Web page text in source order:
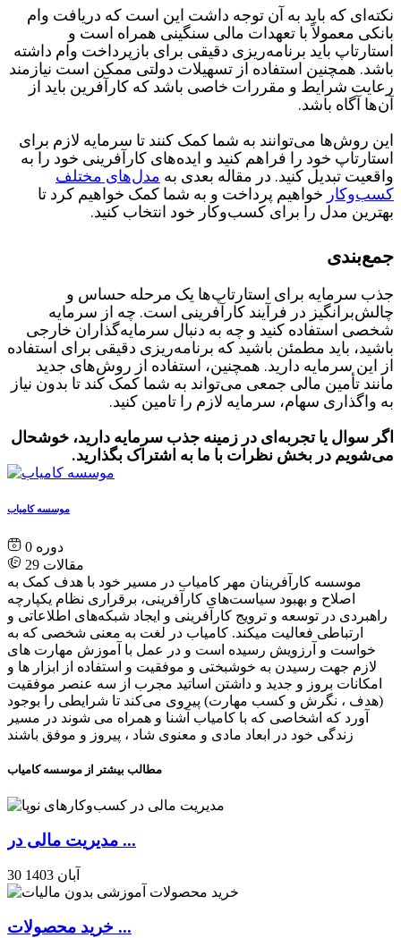
نکته‌ای که باید به آن توجه داشت این است که دریافت وام
بانکی معمولاً با تعهدات مالی سنگینی همراه است و
استارتاپ باید برنامه‌ریزی دقیقی برای بازپرداخت وام داشته
باشد. همچنین استفاده از تسهیلات دولتی ممکن است نیازمند
رعایت شرایط و مقررات خاصی باشد که کارآفرین باید از
آن‌ها آگاه باشد.
این روش‌ها می‌توانند به شما کمک کنند تا سرمایه لازم برای
استارتاپ خود را فراهم کنید و ایده‌های کارآفرینی خود را به
واقعیت تبدیل کنید. در مقاله بعدی به مدل‌های مختلف
کسب‌وکار خواهیم پرداخت و به شما کمک خواهیم کرد تا
بهترین مدل را برای کسب‌وکار خود انتخاب کنید.
جمع‌بندی
جذب سرمایه برای استارتاپ‌ها یک مرحله حساس و
چالش‌برانگیز در فرآیند کارآفرینی است. چه از سرمایه
شخصی استفاده کنید و چه به دنبال سرمایه‌گذاران خارجی
باشید، باید مطمئن باشید که برنامه‌ریزی دقیقی برای استفاده
از این سرمایه دارید. همچنین، استفاده از روش‌های جدید
مانند تأمین مالی جمعی می‌تواند به شما کمک کند تا بدون نیاز
به واگذاری سهام، سرمایه لازم را تامین کنید.
اگر سوال یا تجربه‌ای در زمینه جذب سرمایه دارید، خوشحال
می‌شویم در بخش نظرات با ما به اشتراک بگذارید.
موسسه کامیاب
0
29 مقالات
موسسه کارآفرینان مهر کامیاب در مسیر خود با هدف کمک به
اصلاح و بهبود سیاست‌های کارآفرینی، برقراری نظام یکپارچه
راهبردی در توسعه و ترویج کارآفرینی و ایجاد شبکه‌های اطلاعاتی و
ارتباطی فعالیت میکند. کامیاب در لغت به معنی شخصی که به
خواست و آرزویش رسیده است و در عمل با آموزش مهارت های
لازم جهت رسیدن به خوشبختی و موفقیت و استفاده از ابزار ها و
امکانات بروز و جدید و داشتن اساتید مجرب از سه عنصر موفقیت
(هدف ، نگرش و کسب مهارت) پیروی می‌کند تا شرایطی را بوجود
آورد که اشخاصی که با کامیاب آشنا و همراه می شوند در مسیر
زندگی خود در ابعاد مادی و معنوی شاد ، پیروز و موفق باشند
مطالب بیشتر از موسسه کامیاب
مدیریت مالی در ...
30 آبان 1403
خرید محصولات ...